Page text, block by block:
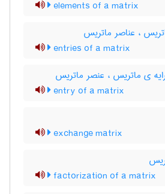
elements of a matrix
، عناصر ماتریس
entries of a matrix
ی ماتریس ، عنصر ماتریس
entry of a matrix
exchange matrix
factorization of a matrix